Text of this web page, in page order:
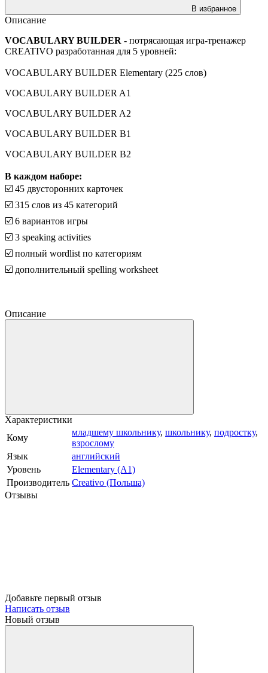
В избранное
Описание
VOCABULARY BUILDER - потрясающая игра-тренажер
CREATIVO разработанная для 5 уровней:
VOCABULARY BUILDER Elementary (225 слов)
VOCABULARY BUILDER A1
VOCABULARY BUILDER A2
VOCABULARY BUILDER B1
VOCABULARY BUILDER B2
В каждом наборе:
☑️ 45 двусторонних карточек
☑️ 315 слов из 45 категорий
☑️ 6 вариантов игры
☑️ 3 speaking activities
☑️ полный wordlist по категориям
☑️ дополнительный spelling worksheet
Описание
Характеристики
Кому
младшему школьнику, школьнику, подростку,
взрослому
Язык
английский
Уровень
Elementary (A1)
Производитель Creativo (Польша)
Отзывы
Добавьте первый отзыв
Написать отзыв
Новый отзыв